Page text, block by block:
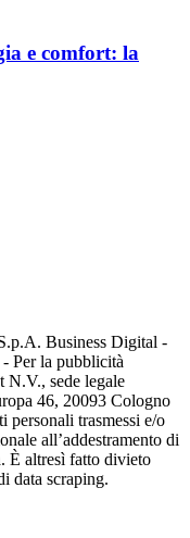
e comfort: la
Business Digital -
Per la pubblicità
sede legale
46, 20093 Cologno
personali trasmessi e/o
all’addestramento di
È altresì fatto divieto
data scraping.